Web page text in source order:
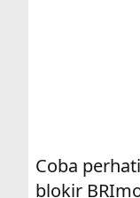
Coba
blokir